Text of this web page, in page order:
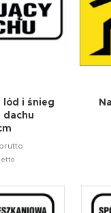
lód i śnieg
dachu
brutto